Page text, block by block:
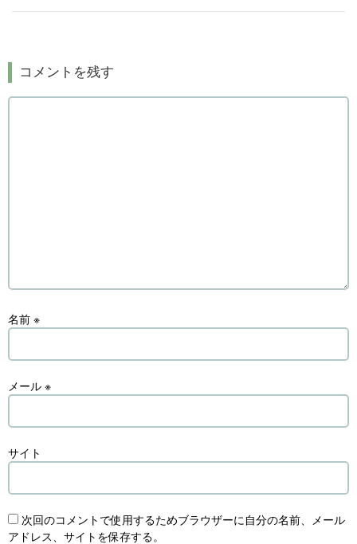
コメントを残す
名前 ※
メール ※
サイト
次回のコメントで使用するためブラウザーに自分の名前、メール
アドレス、サイトを保存する。